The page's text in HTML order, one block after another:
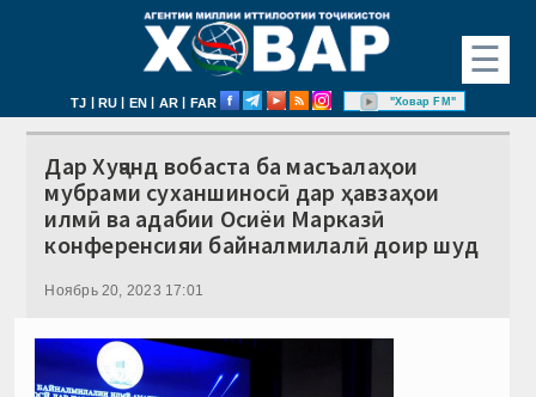
☰
TJ | RU | EN | AR | FAR "Ховар FM"
Дар Хуҷанд вобаста ба масъалаҳои
мубрами суханшиносӣ дар ҳавзаҳои
илмӣ ва адабии Осиёи Марказӣ
конференсияи байналмилалӣ доир шуд
Ноябрь 20, 2023 17:01